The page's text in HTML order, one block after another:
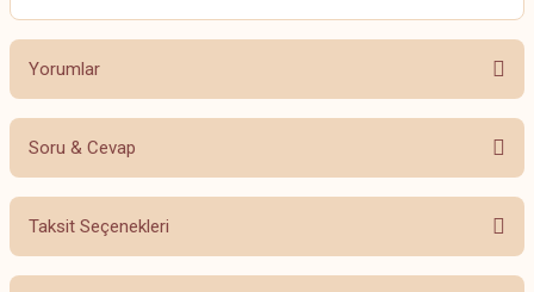
Yorumlar
Bu ürüne ilk yorumu siz yapın!
Soru & Cevap
Ürün hakkında henüz soru sorulmamış.
Taksit Seçenekleri